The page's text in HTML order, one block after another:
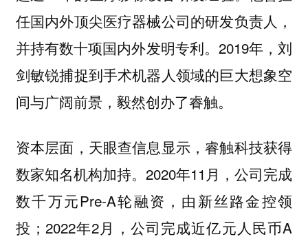
任国内外顶尖医疗器械公司的研发负责人，
并持有数十项国内外发明专利。2019年，刘
剑敏锐捕捉到手术机器人领域的巨大想象空
间与广阔前景，毅然创办了睿触。
资本层面，天眼查信息显示，睿触科技获得
数家知名机构加持。2020年11月，公司完成
数千万元Pre-A轮融资，由新丝路金控领
投；2022年2月，公司完成近亿元人民币A